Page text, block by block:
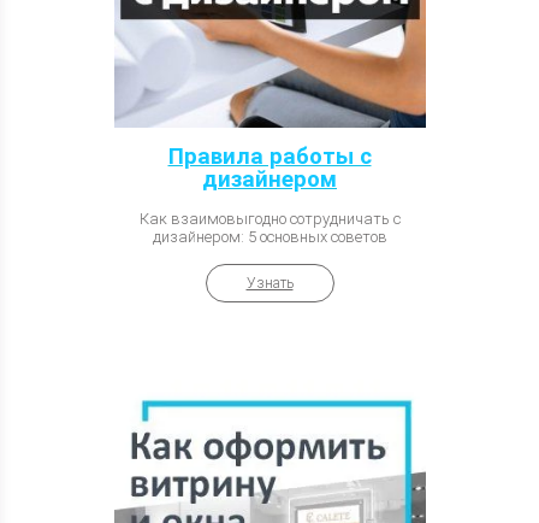
Правила работы с
дизайнером
Как взаимовыгодно сотрудничать с
дизайнером: 5 основных советов
Узнать